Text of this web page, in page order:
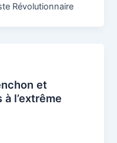
Révolutionnaire
et
l’extrême